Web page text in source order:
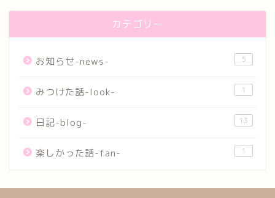
カテゴリー
お知らせ-news- 5
みつけた話-look- 1
日記-blog- 13
楽しかった話-fan- 1